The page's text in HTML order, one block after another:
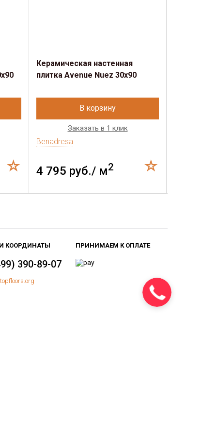
Керамическая настенная
плитка Avenue Nuez 30x90
В корзину
Заказать в 1 клик
Benadresa
4 795 руб./ м2
КООРДИНАТЫ
390-89-07
ПРИНИМАЕМ К ОПЛАТЕ